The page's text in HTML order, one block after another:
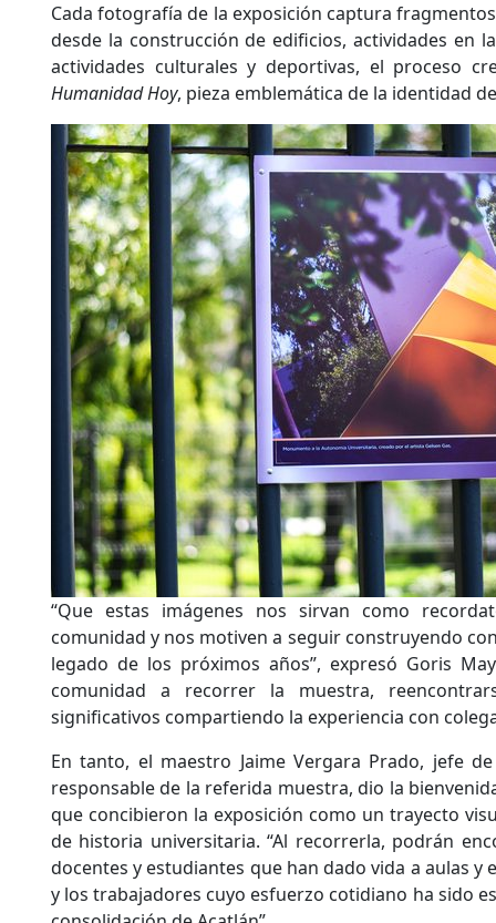
Cada fotografía de la exposición captura
desde la construcción de edificios, actividades en
actividades culturales y deportivas, el proceso
Humanidad Hoy, pieza emblemática de la identidad
“Que estas imágenes nos sirvan como
comunidad y nos motiven a seguir construyendo
legado de los próximos años”, expresó Goris
comunidad a recorrer la muestra,
significativos compartiendo la experiencia con
En tanto, el maestro Jaime Vergara Prado, jefe
responsable de la referida muestra, dio la
que concibieron la exposición como un trayecto
de historia universitaria. “Al recorrerla, podrán
docentes y estudiantes que han dado vida a aulas y
y los trabajadores cuyo esfuerzo cotidiano ha sido